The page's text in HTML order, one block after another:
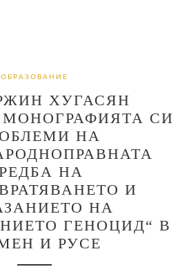
ОБРАЗОВАНИЕ
ХУГАСЯН
СИ
НА
НА
И
НА
ГЕНОЦИД“ В
И РУСЕ